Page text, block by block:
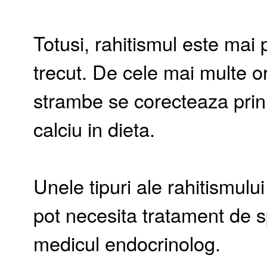
Totusi, rahitismul este mai
trecut. De cele mai multe
strambe se corecteaza
calciu in dieta.
Unele tipuri ale
pot necesita tratament de
medicul endocrinolog.